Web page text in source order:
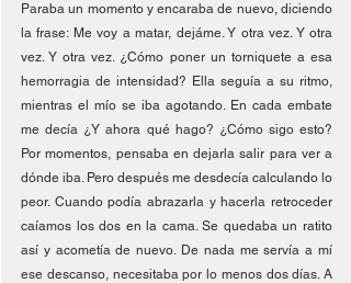
Paraba un momento y encaraba de nuevo, diciendo
la frase: Me voy a matar, dejáme. Y otra vez. Y otra
vez. Y otra vez. ¿Cómo poner un torniquete a esa
hemorragia de intensidad? Ella seguía a su ritmo,
mientras el mío se iba agotando. En cada embate
me decía ¿Y ahora qué hago? ¿Cómo sigo esto?
Por momentos, pensaba en dejarla salir para ver a
dónde iba. Pero después me desdecía calculando lo
peor. Cuando podía abrazarla y hacerla retroceder
caíamos los dos en la cama. Se quedaba un ratito
así y acometía de nuevo. De nada me servía a mí
ese descanso, necesitaba por lo menos dos días. A